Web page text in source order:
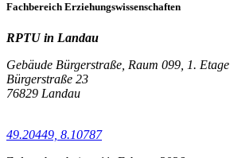
Fachbereich Erziehungswissenschaften
RPTU in Landau
Gebäude Bürgerstraße, Raum 099, 1. Etage
Bürgerstraße 23
76829 Landau
49.20449, 8.10787